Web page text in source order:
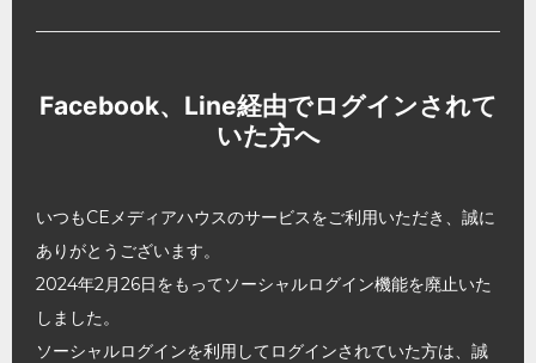
Facebook、Line経由でログインされて
いた方へ
いつもCEメディアハウスのサービスをご利用いただき、誠に
ありがとうございます。
2024年2月26日をもってソーシャルログイン機能を廃止いた
しました。
ソーシャルログインを利用してログインされていた方は、誠